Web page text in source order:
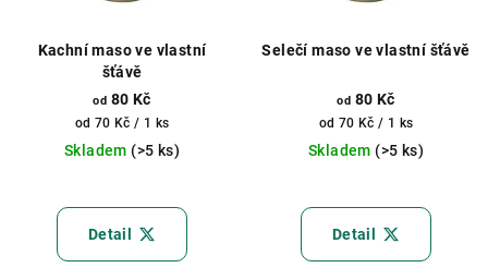
Kachní maso ve vlastní
šťávě
od 80 Kč
Měrná
cena:
od 70 Kč / 1 ks
Skladem (>5 ks)
Detail
Selečí maso ve vlastní šťávě
od 80 Kč
Měrná
cena:
od 70 Kč / 1 ks
Skladem (>5 ks)
hodnocení
produktu
Detail